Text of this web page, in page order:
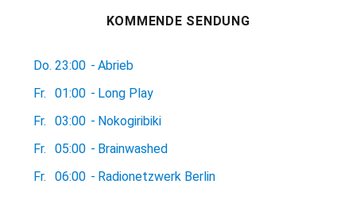
KOMMENDE SENDUNG
Do. 23:00 - Abrieb
Fr.
01:00 - Long Play
Fr.
03:00 - Nokogiribiki
Fr.
05:00 - Brainwashed
Fr.
06:00 - Radionetzwerk Berlin